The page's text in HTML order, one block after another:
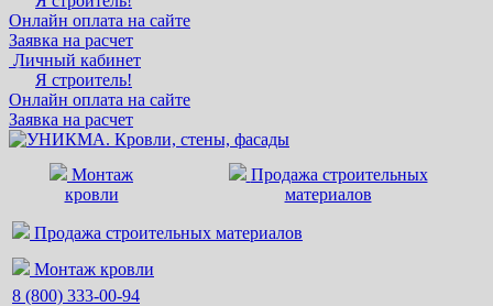
Онлайн оплата на сайте
Заявка на расчет
Личный кабинет
Я строитель!
Онлайн оплата на сайте
Заявка на расчет
Монтаж
кровли
Продажа строительных
материалов
Продажа строительных материалов
Монтаж кровли
8 (800) 333-00-94